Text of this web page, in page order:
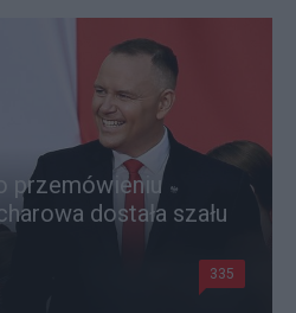
przemówieniu
dostała szału
335